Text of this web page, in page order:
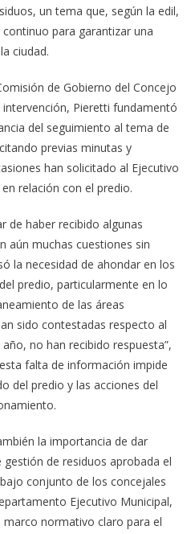
un tema que, según la edil,
para garantizar una
ciudad.
de Gobierno del Concejo
intervención, Pieretti fundamentó
del seguimiento al tema de
previas minutas y
han solicitado al Ejecutivo
relación con el predio.
de haber recibido algunas
aún muchas cuestiones sin
la necesidad de ahondar en los
predio, particularmente en lo
de las áreas
sido contestadas respecto al
no han recibido respuesta”,
falta de información impide
del predio y las acciones del
la importancia de dar
de residuos aprobada el
conjunto de los concejales
Ejecutivo Municipal,
normativo claro para el